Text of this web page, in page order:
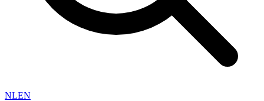
NLEN